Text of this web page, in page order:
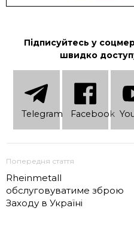
Підписуйтесь у
швидко
Telеgram Facebook
Попередня стаття
Rheinmetall
обслуговуватиме зброю
Заходу в Україні